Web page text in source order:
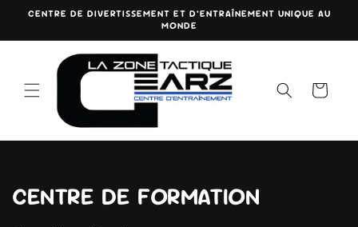
passer
CENTRE DE DIVERTISSEMENT ET D’ENTRAÎNEMENT UNIQUE AU
MONDE
Panier
C
CENTRE DE FORMATION